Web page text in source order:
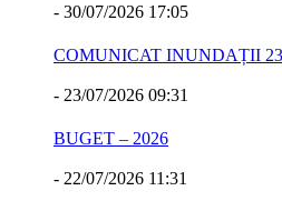
- 30/07/2026 17:05
COMUNICAT INUNDAȚII
- 23/07/2026 09:31
BUGET – 2026
- 22/07/2026 11:31